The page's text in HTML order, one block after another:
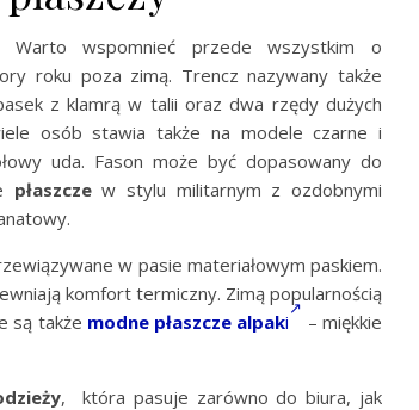
Warto wspomnieć przede wszystkim o
roku poza zimą. Trencz nazywany także
z klamrą w talii oraz dwa rzędy dużych
osób stawia także na modele czarne i
uda. Fason może być dopasowany do
płaszczew stylu militarnym z ozdobnymi
w pasie materiałowym paskiem.
komfort termiczny. Zimą popularnością
są także modne płaszcze alpaki
– miękkie
, która pasuje zarówno do biura, jak